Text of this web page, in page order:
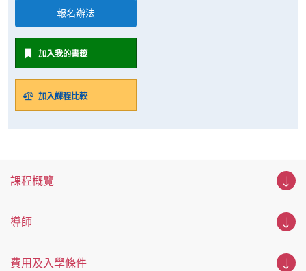
報名辦法
加入我的書籤
加入課程比較
課程概覽
導師
費用及入學條件